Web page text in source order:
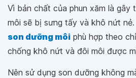
Vì bản chất của phun xăm là gây
môi sẽ bị sưng tấy và khô nứt
son dưỡng môi phù hợp theo
chống khô nứt và đôi môi được
Nên sử dụng son dưỡng không